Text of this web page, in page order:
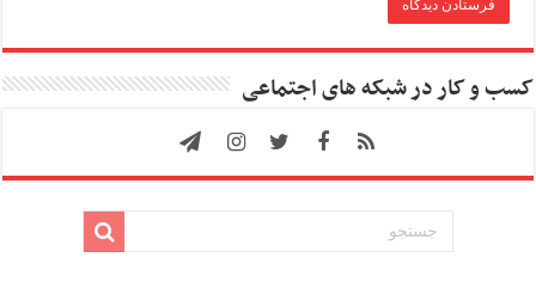
کسب و کار در شبکه های اجتماعی